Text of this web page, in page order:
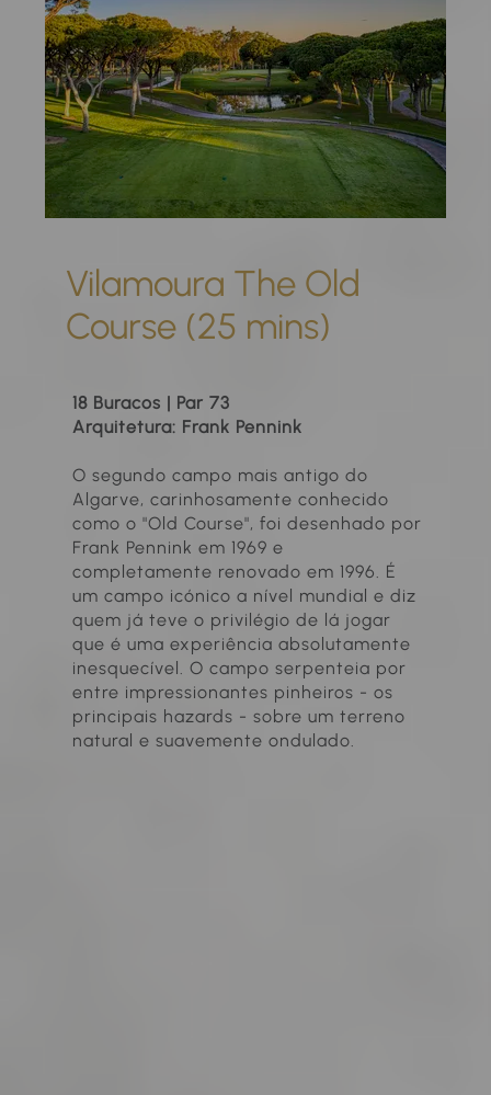
Vilamoura The Old
Course (25 mins)
18 Buracos | Par 73
Arquitetura: Frank Pennink
O segundo campo mais antigo do
Algarve, carinhosamente conhecido
como o "Old Course", foi desenhado por
Frank Pennink em 1969 e
completamente renovado em 1996. É
um campo icónico a nível mundial e diz
quem já teve o privilégio de lá jogar
que é uma experiência absolutamente
inesquecível. O campo serpenteia por
entre impressionantes pinheiros - os
principais hazards - sobre um terreno
natural e suavemente ondulado.